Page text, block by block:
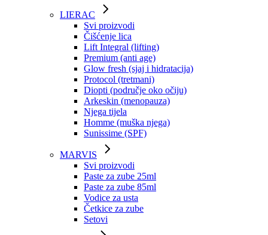
LIERAC
Svi proizvodi
Čišćenje lica
Lift Integral (lifting)
Premium (anti age)
Glow fresh (sjaj i hidratacija)
Protocol (tretmani)
Diopti (područje oko očiju)
Arkeskin (menopauza)
Njega tijela
Homme (muška njega)
Sunissime (SPF)
MARVIS
Svi proizvodi
Paste za zube 25ml
Paste za zube 85ml
Vodice za usta
Četkice za zube
Setovi